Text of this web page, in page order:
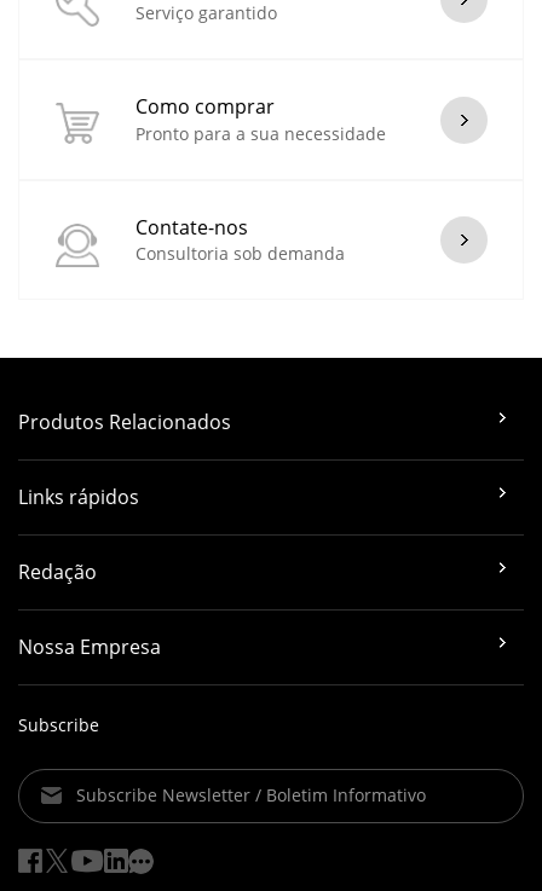
Serviço garantido
Como comprar
Pronto para a sua necessidade
Contate-nos
Consultoria sob demanda
Produtos Relacionados
Links rápidos
Redação
Nossa Empresa
Subscribe
Subscribe Newsletter / Boletim Informativo